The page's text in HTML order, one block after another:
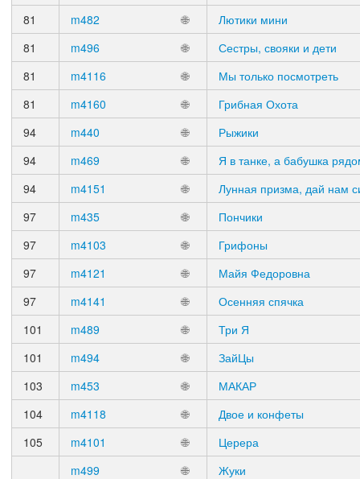
81
m482 🌐
Лютики мини
81
m496 🌐
Сестры, свояки и дети
81
m4116 🌐
Мы только посмотреть
81
m4160 🌐
Грибная Охота
94
m440 🌐
Рыжики
94
m469 🌐
Я в танке, а бабушка
94
m4151 🌐
Лунная призма, дай нам
97
m435 🌐
Пончики
97
m4103 🌐
Грифоны
97
m4121 🌐
Майя Федоровна
97
m4141 🌐
Осенняя спячка
101
m489 🌐
Три Я
101
m494 🌐
ЗайЦы
103
m453 🌐
МАКАР
104
m4118 🌐
Двое и конфеты
105
m4101 🌐
Церера
m499
🌐 Жуки